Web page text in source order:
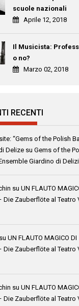
scuole nazionali
Aprile 12, 2018
Il Musicista:
o no?
Marzo 02, 2018
RECENTI
“Gems of the Polish
Delize su Gems of the
Giardino di
su UN FLAUTO
Die Zauberflöte al Teatro
su UN FLAUTO MAGICO DI
Die Zauberflöte al Teatro
su UN FLAUTO
Die Zauberflöte al Teatro